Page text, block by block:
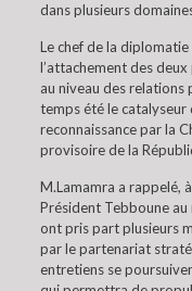
dans plusieurs
Le chef de la
l’attachement des
au niveau des
temps été le catalyseur
reconnaissance par la
provisoire de la
M.Lamamra a rappelé,
Président Tebboune au
ont pris part plusieurs
par le partenariat
entretiens se